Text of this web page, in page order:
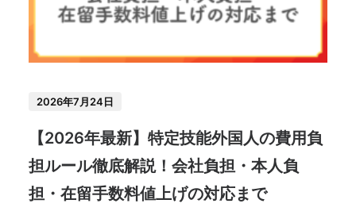
2026年7月24日
【2026年最新】特定技能外国人の費用負
担ルール徹底解説！会社負担・本人負
担・在留手数料値上げの対応まで